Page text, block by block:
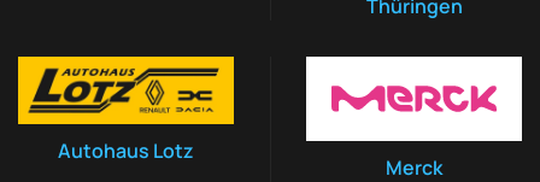
Thüringen
Autohaus Lotz
Merck